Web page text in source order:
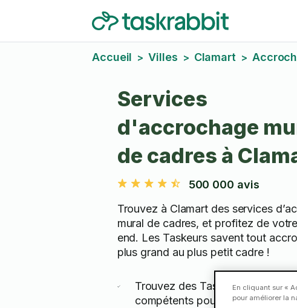
Accueil > Villes > Clamart >
Services
d'accrochage
de cadres à
500 000 avis
Trouvez à Clamart des services
mural de cadres, et profitez de
end. Les Taskeurs savent tout
plus grand au plus petit cadre !
Trouvez des Taskeurs
compétents pour vous aider à
En cliquant sur «
pour améliorer la